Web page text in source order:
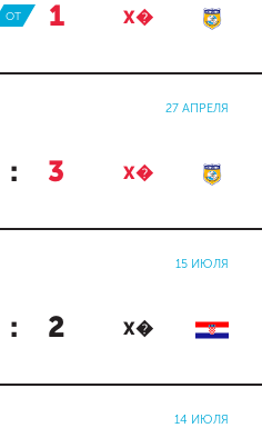
: 1 Х�
ОТ
27 АПРЕЛЯ
: 3 Х�
15 ИЮЛЯ
: 2 Х�
14 ИЮЛЯ